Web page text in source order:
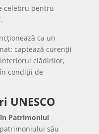
celebru pentru
ca un
captează curenții
clădirilor,
condiții de
UNESCO
Patrimoniul
său